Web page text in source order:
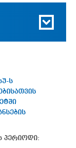
ს
პერიოდი: